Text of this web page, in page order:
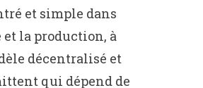
et simple dans
et la production, à
décentralisé et
qui dépend de